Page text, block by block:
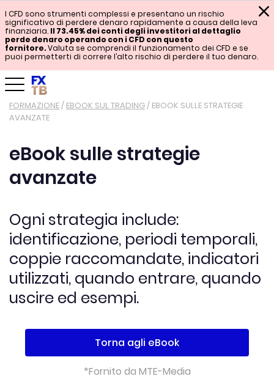
FORMAZIONE/ EBOOK SUL TRADING/ EBOOK SULLE STRATEGIE
AVANZATE
eBook sulle strategie
avanzate
Ogni strategia include:
identificazione, periodi temporali,
coppie raccomandate, indicatori
utilizzati, quando entrare, quando
uscire ed esempi.
Torna agli eBook
*Fornito da MTE-Media
I CFD sono strumenti complessi e presentano un rischio
significativo di perdere denaro rapidamente a causa della leva
finanziaria. Il 73.45% dei conti degli investitori al dettaglio
perde denaro operando con i CFD con questo
fornitore.Valuta se comprendi il funzionamento dei CFD e se
puoi permetterti di correre l’alto rischio di perdere il tuo denaro.